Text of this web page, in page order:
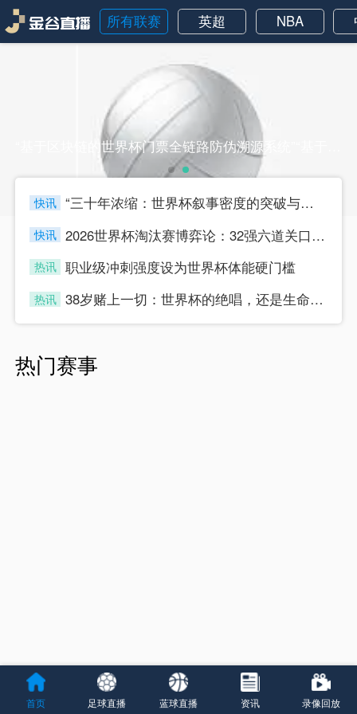
所有联赛 英超 NBA
快讯
“三十年浓缩：世界杯叙事密度的突破与节奏迭代”
快讯
2026世界杯淘汰赛博弈论：32强六道关口的战术嬗变与晋级路径推演
热讯 职业级冲刺强度设为世界杯体能硬门槛
热讯
38岁赌上一切：世界杯的绝唱，还是生命的最后冲刺？
热门赛事
首页 足球直播 蓝球直播 资讯 录像回放